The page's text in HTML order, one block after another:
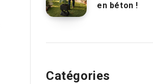
en béton !
Catégories